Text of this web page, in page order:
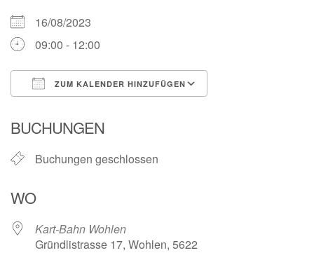
16/08/2023
09:00 - 12:00
ZUM KALENDER HINZUFÜGEN
BUCHUNGEN
Buchungen geschlossen
WO
Kart-Bahn Wohlen
Gründlistrasse 17, Wohlen, 5622